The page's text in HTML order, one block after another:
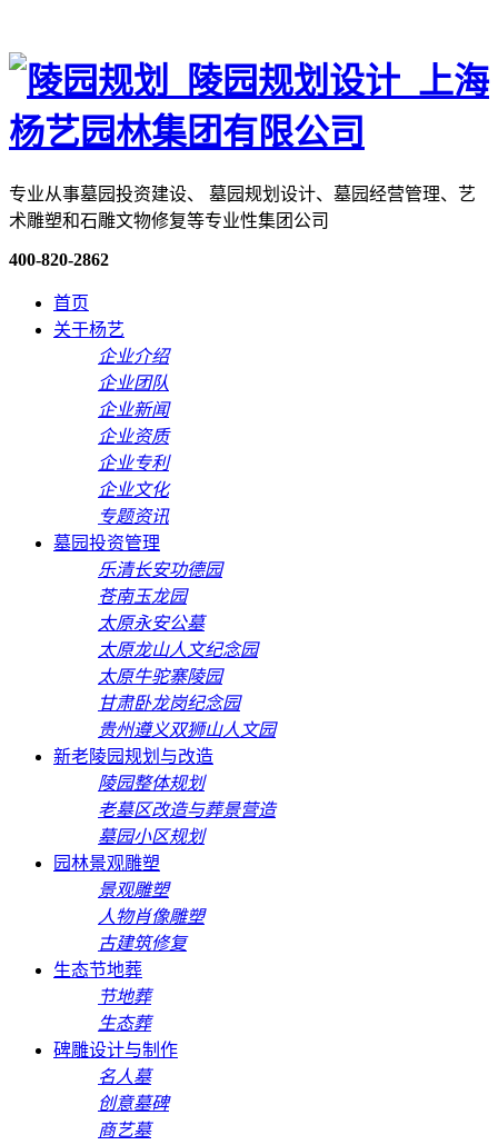
专业从事墓园投资建设、 墓园规划设计、墓园经营管理、艺
术雕塑和石雕文物修复等专业性集团公司
400-820-2862
首页
关于杨艺
企业介绍
企业团队
企业新闻
企业资质
企业专利
企业文化
专题资讯
墓园投资管理
乐清长安功德园
苍南玉龙园
太原永安公墓
太原龙山人文纪念园
太原牛驼寨陵园
甘肃卧龙岗纪念园
贵州遵义双狮山人文园
新老陵园规划与改造
陵园整体规划
老墓区改造与葬景营造
墓园小区规划
园林景观雕塑
景观雕塑
人物肖像雕塑
古建筑修复
生态节地葬
节地葬
生态葬
碑雕设计与制作
名人墓
创意墓碑
商艺墓